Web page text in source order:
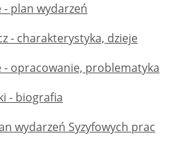
- plan wydarzeń
- charakterystyka, dzieje
- opracowanie, problematyka
- biografia
wydarzeń Syzyfowych prac